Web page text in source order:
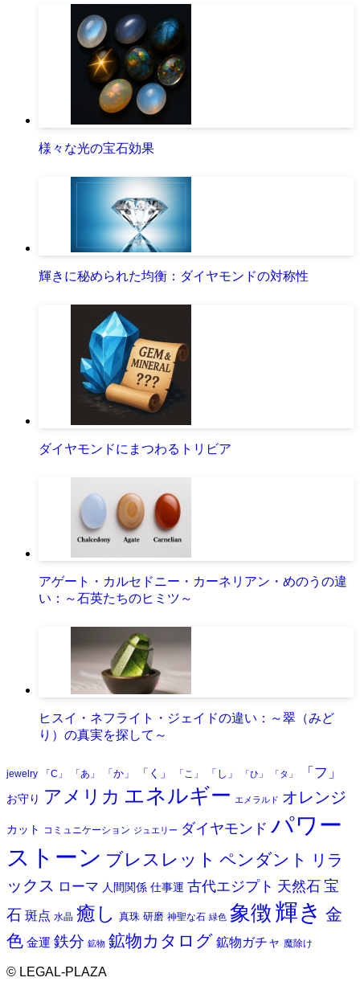
様々な光の宝石効果
輝きに秘められた均衡：ダイヤモンドの対称性
ダイヤモンドにまつわるトリビア
アゲート・カルセドニー・カーネリアン・めのうの違
い：～石英たちのヒミツ～
ヒスイ・ネフライト・ジェイドの違い：～翠（みど
り）の真実を探して～
jewelry 「C」 「あ」 「か」 「く」 「こ」 「し」 「ひ」 「タ」 「フ」
お守り アメリカ エネルギー エメラルド オレンジ
カット コミュニケーション ジュエリー ダイヤモンド パワー
ストーン ブレスレット ペンダント
リラ
ックス ローマ 人間関係 仕事運 古代エジプト 天然石 宝
石 斑点 水晶 癒し 真珠 研磨 神聖な石 緑色 象徴 輝き 金
色 金運 鉄分 鉱物 鉱物カタログ 鉱物ガチャ 魔除け
© LEGAL-PLAZA